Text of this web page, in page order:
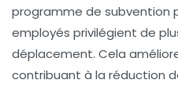
programme de subvention
employés privilégient de
déplacement. Cela
contribuant à la réduction